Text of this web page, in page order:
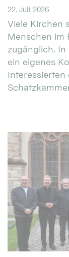
22. Juli 2026
Viele Kirchen
Menschen im
zugänglich.
ein eigenes
Interessierten